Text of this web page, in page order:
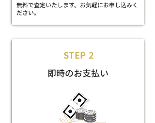
無料で査定いたします。お気軽にお申し込みく
ださい。
STEP 2
即時のお支払い